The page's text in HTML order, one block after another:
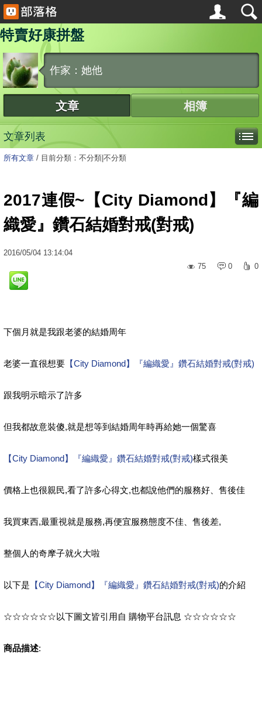
特賣好康拼盤
作家：她他
文章 相簿
文章列表
所有文章 / 目前分類：不分類|不分類
2017連假~【City Diamond】『編
織愛』鑽石結婚對戒(對戒)
2016/05/04 13:14:04
75
0 0
下個月就是我跟老婆的結婚周年
老婆一直很想要 【City Diamond】『編織愛』鑽石結婚對戒(對戒)
跟我明示暗示了許多
但我都故意裝傻,就是想等到結婚周年時再給她一個驚喜
【City Diamond】『編織愛』鑽石結婚對戒(對戒)樣式很美
價格上也很親民,看了許多心得文,也都說他們的服務好、售後佳
我買東西,最重視就是服務,再便宜服務態度不佳、售後差,
整個人的奇摩子就火大啦
以下是 【City Diamond】『編織愛』鑽石結婚對戒(對戒)的介紹
☆☆☆☆☆☆以下圖文皆引用自 購物平台訊息 ☆☆☆☆☆☆
商品描述: